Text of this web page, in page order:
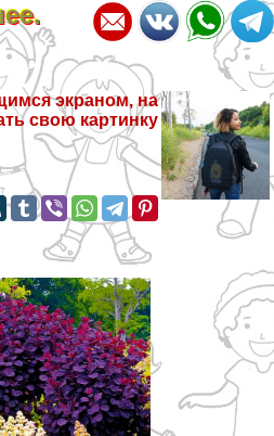
экраном, на
свою картинку